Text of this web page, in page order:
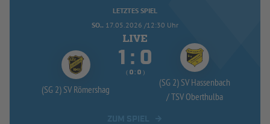
LETZTES SPIEL
SO.. 17.05.2026 /12:30 Uhr
(SG 2) SV Römershag
 : 
( :  )
(SG 2) SV Hassenbach
/TSV Oberthulba